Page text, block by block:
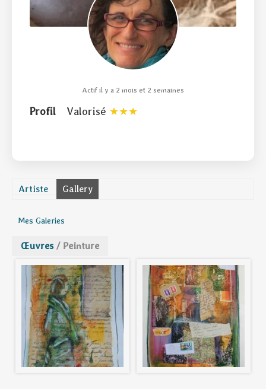
Actif il y a 2 mois et 2 semaines
Profil Valorisé
Artiste Gallery
Mes Galeries
Œuvres / Peinture